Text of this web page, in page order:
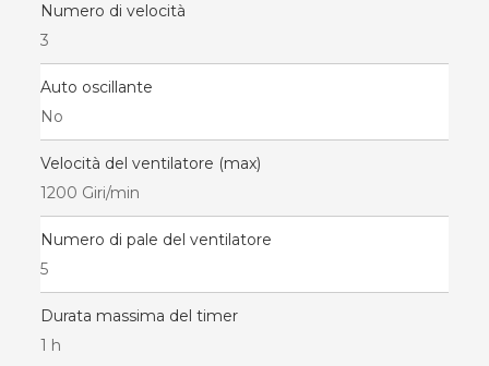
Numero di velocità
3
Auto oscillante
No
Velocità del ventilatore (max)
1200 Giri/min
Numero di pale del ventilatore
5
Durata massima del timer
1 h